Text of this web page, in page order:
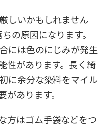
しいかもしれません
の原因になります。
には色のにじみが発生
性があります。長く綺
に余分な染料をマイル
があります。
方はゴム手袋などをつ